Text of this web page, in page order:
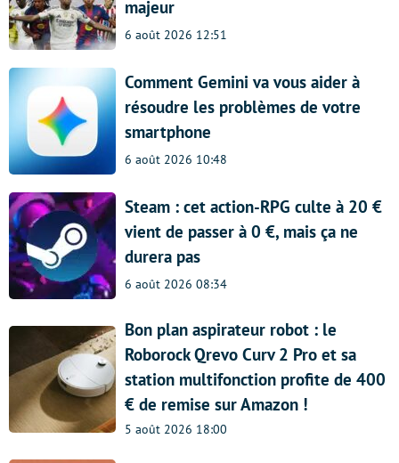
majeur
6 août 2026 12:51
Comment Gemini va vous aider à
résoudre les problèmes de votre
smartphone
6 août 2026 10:48
Steam : cet action-RPG culte à 20 €
vient de passer à 0 €, mais ça ne
durera pas
6 août 2026 08:34
Bon plan aspirateur robot : le
Roborock Qrevo Curv 2 Pro et sa
station multifonction profite de 400
€ de remise sur Amazon !
5 août 2026 18:00